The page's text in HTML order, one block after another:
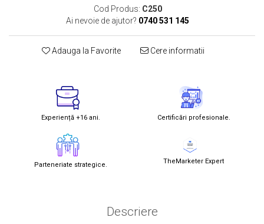
Cod Produs: C250
Ai nevoie de ajutor? 0740 531 145
Adauga la Favorite Cere informatii
Experiență +16 ani. Certificări profesionale.
Parteneriate strategice. TheMarketer Expert
Descriere